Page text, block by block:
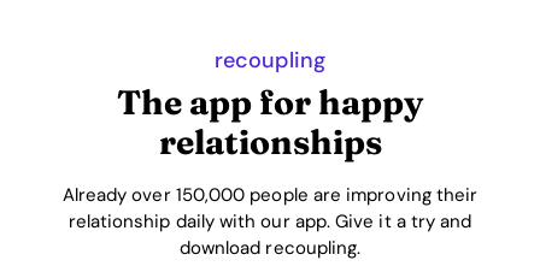
recoupling
The app for happy
relationships
Already over 150,000 people are improving their
relationship daily with our app. Give it a try and
download recoupling.